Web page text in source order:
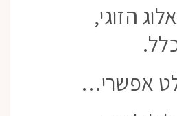
הזוגי,
אפשרי…